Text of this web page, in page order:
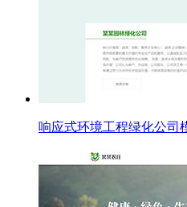
响应式环境工程绿化公司